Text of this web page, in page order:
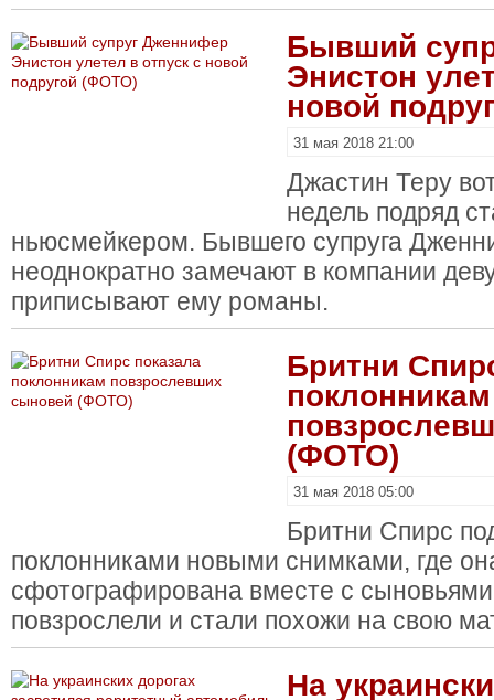
Бывший
Энистон
новой
31 мая 2018 21:00
Джастин Теру
недель подряд
ньюсмейкером. Бывшего супруга
неоднократно замечают в компании
приписывают ему романы.
Бритни
поклонникам
(ФОТО)
31 мая 2018 05:00
Бритни Спирс
поклонниками новыми снимками, где
сфотографирована вместе с
повзрослели и стали похожи на свою
На